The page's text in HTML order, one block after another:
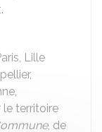
Lille
le territoire
, de